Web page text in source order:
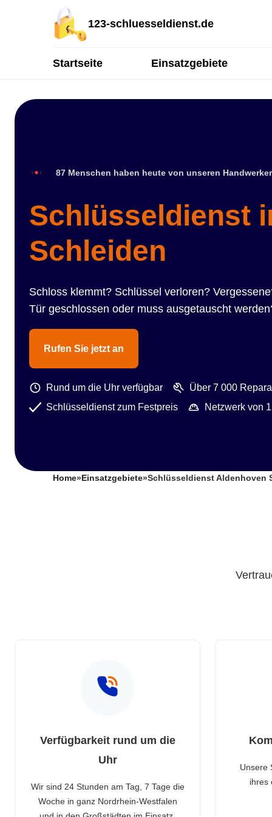
123-schluesseldienst.de
Startseite Einsatzgebiete
87 Menschen haben heute von unseren
Schlüsseldienst
Schleiden
Schloss klemmt? Schlüssel verloren?
Tür geschlossen oder muss ausgetauscht
Rufen Sie jetzt an
Rund um die Uhr verfügbar
Über 7 000
Schlüsseldienst zum Festpreis
Netzwerk von
Home» Einsatzgebiete»Schlüsseldienst Aldenhoven
Verfügbarkeit rund um die
Uhr
Wir sind 24 Stunden am Tag, 7 Tage die
Woche in ganz Nordrhein-Westfalen
Unsere
ihres